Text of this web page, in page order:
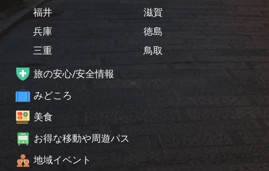
福井
兵庫
三重
滋賀
徳島
鳥取
旅の安心/安全情報
みどころ
美食
お得な移動や周遊パス
地域イベント